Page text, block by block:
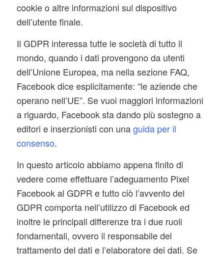
cookie o altre informazioni sul dispositivo
dell’utente finale.
Il GDPR interessa tutte le società di tutto il
mondo, quando i dati provengono da utenti
dell’Unione Europea, ma nella sezione FAQ,
Facebook dice esplicitamente: “le aziende che
operano nell’UE”. Se vuoi maggiori informazioni
a riguardo, Facebook sta dando più sostegno a
editori e inserzionisti con unaguida per il
consenso.
In questo articolo abbiamo appena finito di
vedere come effettuare l’adeguamento Pixel
Facebook al GDPR e tutto ciò l’avvento del
GDPR comporta nell’utilizzo di Facebook ed
inoltre le principali differenze tra i due ruoli
fondamentali, ovvero il responsabile del
trattamento del dati e l’elaboratore dei dati. Se